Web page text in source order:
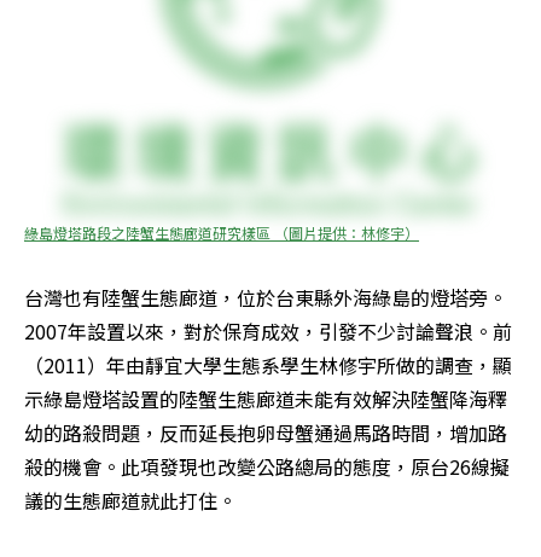
綠島燈塔路段之陸蟹生態廊道研究樣區 （圖片提供：林修宇）
台灣也有陸蟹生態廊道，位於台東縣外海綠島的燈塔旁。
2007年設置以來，對於保育成效，引發不少討論聲浪。前
（2011）年由靜宜大學生態系學生林修宇所做的調查，顯
示綠島燈塔設置的陸蟹生態廊道未能有效解決陸蟹降海釋
幼的路殺問題，反而延長抱卵母蟹通過馬路時間，增加路
殺的機會。此項發現也改變公路總局的態度，原台26線擬
議的生態廊道就此打住。